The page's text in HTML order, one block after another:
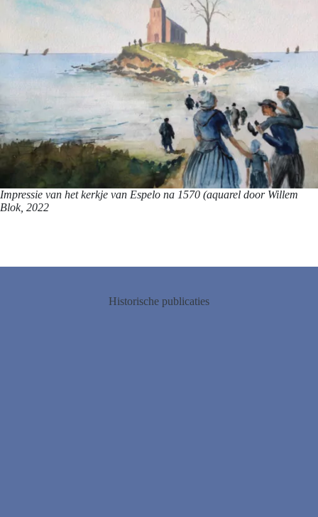
Impressie van het kerkje van Espelo na 1570 (aquarel door Willem
Blok, 2022
Historische publicaties